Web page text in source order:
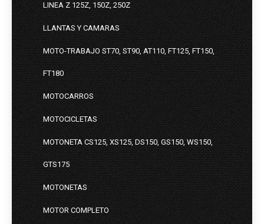
LINEA Z 125Z, 150Z, 250Z
LLANTAS Y CAMARAS
MOTO-TRABAJO ST70, ST90, AT110, FT125, FT150,
FT180
MOTOCARROS
MOTOCICLETAS
MOTONETA CS125, XS125, DS150, GS150, WS150,
GTS175
MOTONETAS
MOTOR COMPLETO